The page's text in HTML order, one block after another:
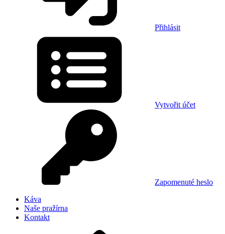
Přihlásit
Vytvořit účet
Zapomenuté heslo
Káva
Naše pražírna
Kontakt